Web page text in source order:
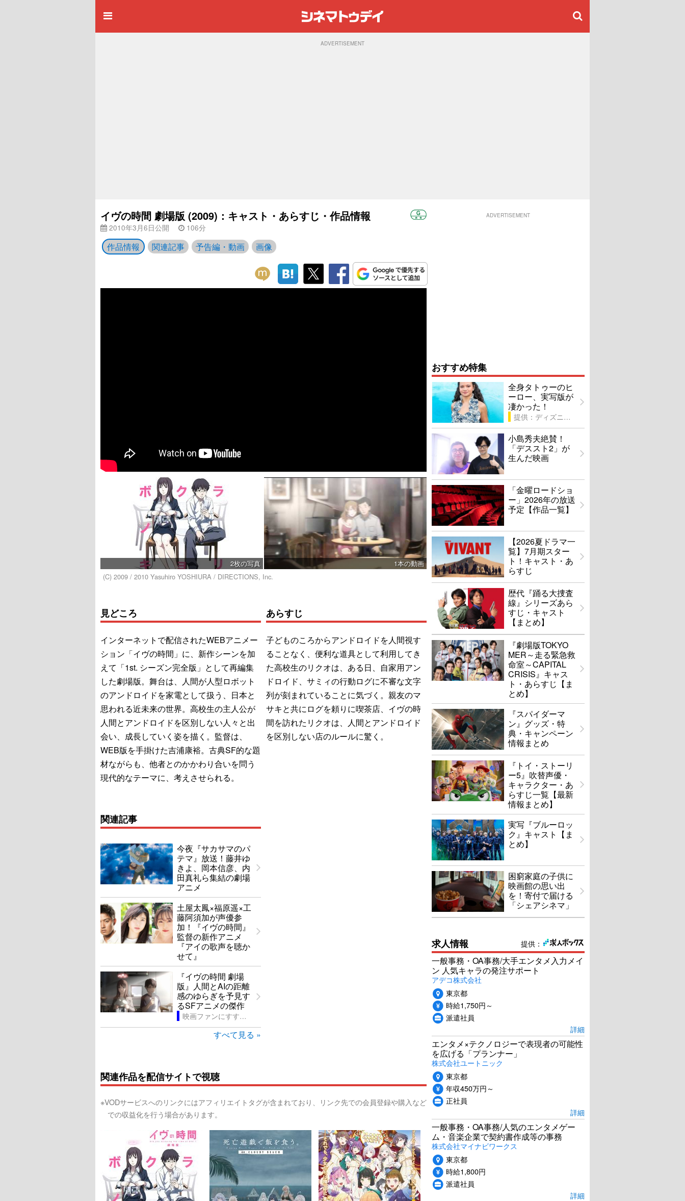
ADVERTISEMENT
イヴの時間 劇場版 (2009)：キャスト・あらすじ・作品情報
2010年3月6日公開 106分
作品情報 関連記事 予告編・動画 画像
2枚の写真
1本の動画
(C) 2009 / 2010 Yasuhiro YOSHIURA / DIRECTIONS, Inc.
見どころ
インターネットで配信されたWEBアニメー
ション「イヴの時間」に、新作シーンを加
えて「1st. シーズン完全版」として再編集
した劇場版。舞台は、人間が人型ロボット
のアンドロイドを家電として扱う、日本と
思われる近未来の世界。高校生の主人公が
人間とアンドロイドを区別しない人々と出
会い、成長していく姿を描く。監督は、
WEB版を手掛けた吉浦康裕。古典SF的な題
材ながらも、他者とのかかわり合いを問う
現代的なテーマに、考えさせられる。
あらすじ
子どものころからアンドロイドを人間視す
ることなく、便利な道具として利用してき
た高校生のリクオは、ある日、自家用アン
ドロイド、サミィの行動ログに不審な文字
列が刻まれていることに気づく。親友のマ
サキと共にログを頼りに喫茶店、イヴの時
間を訪れたリクオは、人間とアンドロイド
を区別しない店のルールに驚く。
関連記事
今夜『サカサマのパ
テマ』放送！藤井ゆ
きよ、岡本信彦、内
田真礼ら集結の劇場
アニメ
土屋太鳳×福原遥×工
藤阿須加が声優参
加！『イヴの時間』
監督の新作アニメ
『アイの歌声を聴か
せて』
『イヴの時間 劇場
版』人間とAIの距離
感のゆらぎを予見す
るSFアニメの傑作
映画ファンにすすめるアニメ映画
すべて見る »
関連作品を配信サイトで視聴
※VODサービスへのリンクにはアフィリエイトタグが含まれており、リンク先での会員登録や購入など
での収益化を行う場合があります。
ADVERTISEMENT
おすすめ特集
全身タトゥーのヒ
ーロー、実写版が
凄かった！
提供：ディズニー
小島秀夫絶賛！
「デススト2」が
生んだ映画
「金曜ロードショ
ー」2026年の放送
予定【作品一覧】
【2026夏ドラマ一
覧】7月期スター
ト！キャスト・あ
らすじ
歴代『踊る大捜査
線』シリーズあら
すじ・キャスト
【まとめ】
『劇場版TOKYO
MER～走る緊急救
命室～CAPITAL
CRISIS』キャス
ト・あらすじ【ま
とめ】
『スパイダーマ
ン』グッズ・特
典・キャンペーン
情報まとめ
『トイ・ストーリ
ー5』吹替声優・
キャラクター・あ
らすじ一覧【最新
情報まとめ】
実写『ブルーロッ
ク』キャスト【ま
とめ】
困窮家庭の子供に
映画館の思い出
を！寄付で届ける
「シェアシネマ」
提供：
求人情報
一般事務・OA事務/大手エンタメ入力メイ
ン 人気キャラの発注サポート
アデコ株式会社
東京都
時給1,750円～
派遣社員
詳細
エンタメ×テクノロジーで表現者の可能性
を広げる「プランナー」
株式会社ユートニック
東京都
年収450万円～
正社員
詳細
一般事務・OA事務/人気のエンタメゲー
ム・音楽企業で契約書作成等の事務
株式会社マイナビワークス
東京都
時給1,800円
派遣社員
詳細